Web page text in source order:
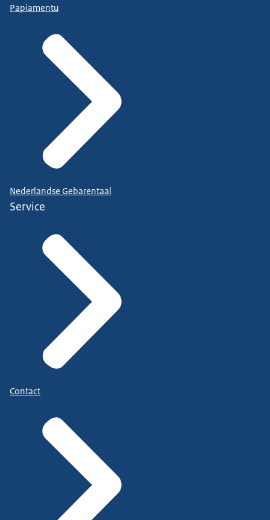
Papiamentu
Nederlandse Gebarentaal
Service
Contact